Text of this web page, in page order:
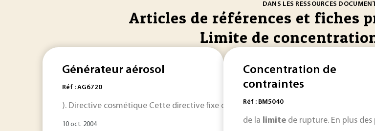
DANS LES RESSOURCES
Articles de références et fiches
Limite de
Générateur aérosol
Réf : AG6720
). Directive cosmétique Cette directive fixe de façon limitative
10 oct. 2004
Concentration de
contraintes
Réf : BM5040
de la limite de rupture. En plus